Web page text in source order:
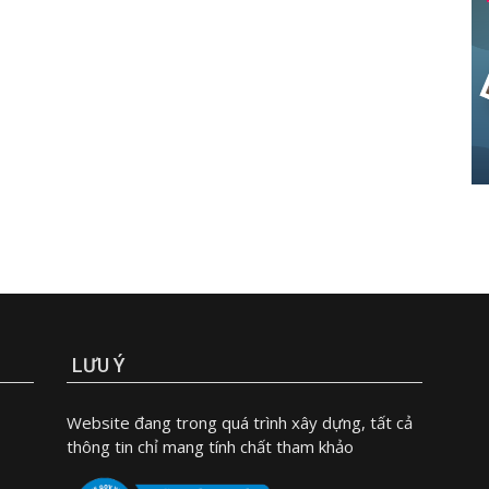
LƯU Ý
Website đang trong quá trình xây dựng, tất cả
thông tin chỉ mang tính chất tham khảo